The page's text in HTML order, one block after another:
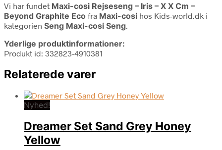
Vi har fundet Maxi-cosi Rejseseng – Iris – X X Cm –
Beyond Graphite Eco fra Maxi-cosi hos Kids-world.dk i
kategorien Seng Maxi-cosi Seng.
Yderlige produktinformationer:
Produkt id: 332823-4910381
Relaterede varer
Nyhed!
Dreamer Set Sand Grey Honey
Yellow